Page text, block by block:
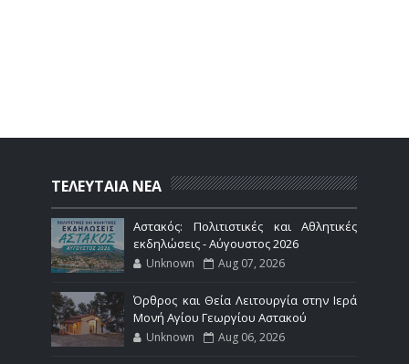
ΤΕΛΕΥΤΑΙΑ ΝΕΑ
Αστακός: Πολιτιστικές και Αθλητικές
εκδηλώσεις - Αύγουστος 2026
Unknown Aug 07, 2026
Όρθρος και Θεία Λειτουργία στην Ιερά
Μονή Αγίου Γεωργίου Αστακού
Unknown Aug 06, 2026